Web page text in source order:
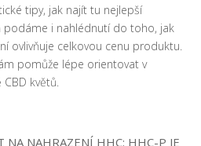
tipy, jak najít tu nejlepší
podáme i nahlédnutí do toho, jak
ovlivňuje celkovou cenu produktu.
pomůže lépe orientovat v
květů.
NA NAHRAZENÍ HHC: HHC-P JE